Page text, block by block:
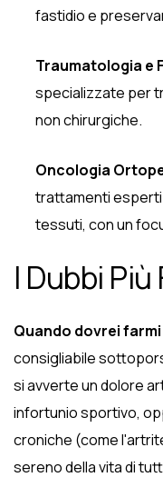
fastidio e
Traumatologia e
specializzate per
non chirurgiche.
Oncologia
trattamenti esperti
tessuti, con un
I Dubbi
Quando dovrei
consigliabile
si avverte un dolore
infortunio sportivo,
croniche (come
sereno della vita di